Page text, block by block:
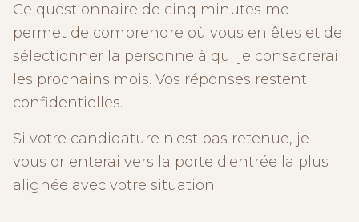
Ce questionnaire de cinq minutes me
permet de comprendre où vous en êtes et de
sélectionner la personne à qui je consacrerai
les prochains mois. Vos réponses restent
confidentielles.
Si votre candidature n'est pas retenue, je
vous orienterai vers la porte d'entrée la plus
alignée avec votre situation.